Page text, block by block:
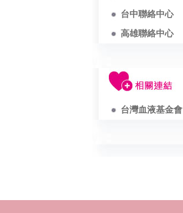
台中聯絡中心
高雄聯絡中心
台灣血液基金會